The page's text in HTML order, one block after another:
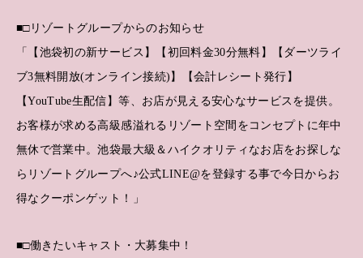
■□リゾートグループからのお知らせ
「【池袋初の新サービス】【初回料金30分無料】【ダーツライ
ブ3無料開放(オンライン接続)】【会計レシート発行】
【YouTube生配信】等、お店が見える安心なサービスを提供。
お客様が求める高級感溢れるリゾート空間をコンセプトに年中
無休で営業中。池袋最大級＆ハイクオリティなお店をお探しな
らリゾートグループへ♪公式LINE@を登録する事で今日からお
得なクーポンゲット！」
■□働きたいキャスト・大募集中！